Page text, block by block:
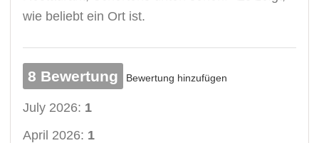
wie beliebt ein Ort ist.
8 Bewertung Bewertung hinzufügen
July 2026: 1
April 2026: 1